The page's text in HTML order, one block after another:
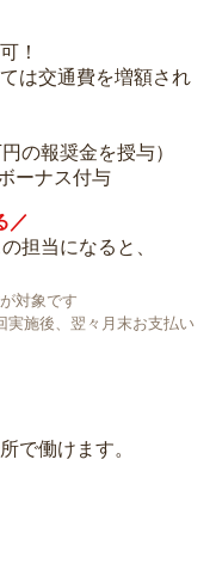
！
は交通費を増額され
の報奨金を授与）
ーナス付与
／
担当になると、
対象です
実施後、翌々月末お支払い
で働けます。